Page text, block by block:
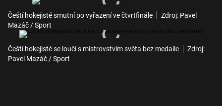
Čeští hokejisté smutní po vyřazení ve čtvrtfinále
Zdroj: Pavel
Mazáč / Sport
Čeští hokejisté se loučí s mistrovstvím světa bez medaile
Zdroj:
Pavel Mazáč / Sport